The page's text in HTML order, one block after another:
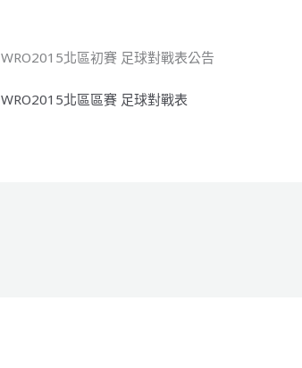
WRO2015北區初賽 足球對戰表公告
WRO2015北區區賽 足球對戰表